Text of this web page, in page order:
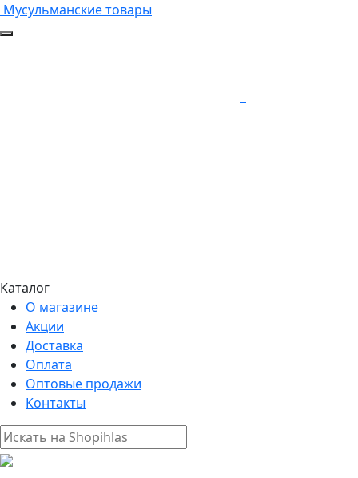
Мусульманские товары
Каталог
О магазине
Акции
Доставка
Оплата
Оптовые продажи
Контакты